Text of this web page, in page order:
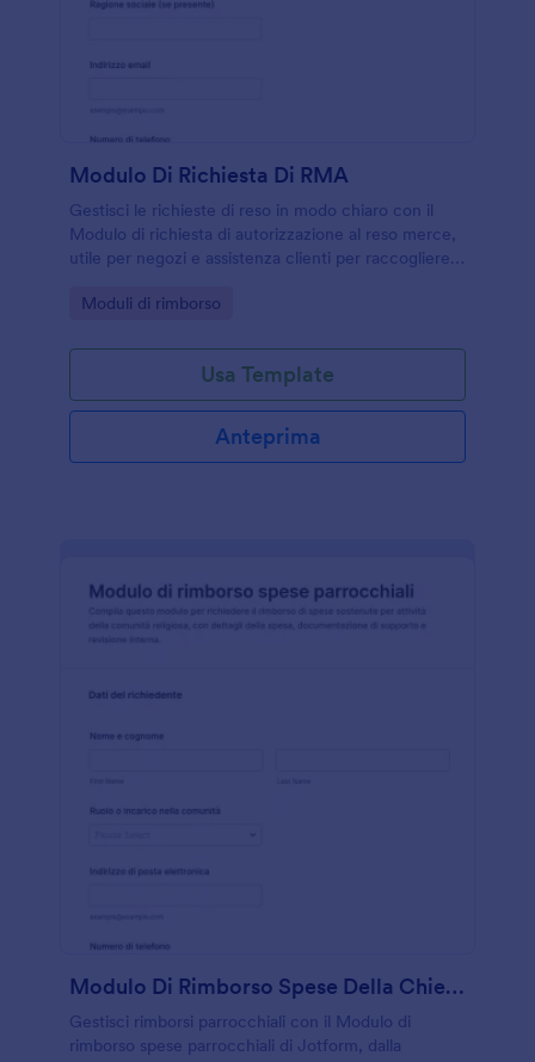
Modulo Di Richiesta Di RMA
Gestisci le richieste di reso in modo chiaro con il
Modulo di richiesta di autorizzazione al reso merce,
utile per negozi e assistenza clienti per raccogliere
Go to Category:
Moduli di rimborso
Usa Template
Anteprima
Modulo Di Rimborso Spese Della Chiesa
Gestisci rimborsi parrocchiali con il Modulo di
rimborso spese parrocchiali di Jotform, dalla